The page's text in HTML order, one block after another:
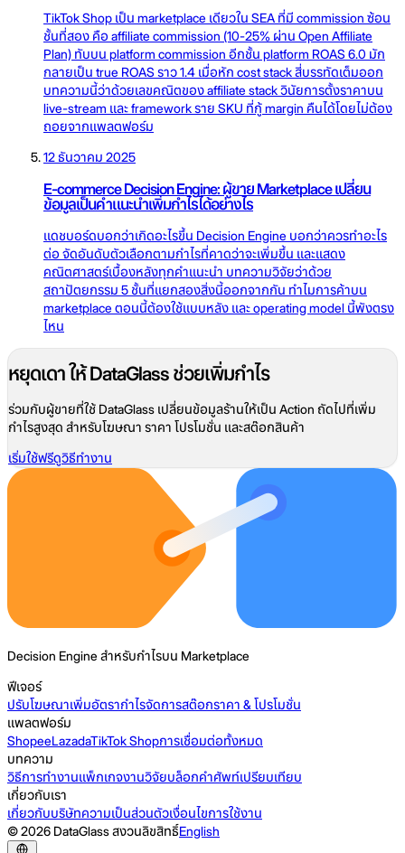
TikTok Shop เป็น marketplace เดียวใน SEA ที่มี commission ซ้อน
ชั้นที่สอง คือ affiliate commission (10-25% ผ่าน Open Affiliate
Plan) ทับบน platform commission อีกชั้น platform ROAS 6.0 มัก
กลายเป็น true ROAS ราว 1.4 เมื่อหัก cost stack สี่บรรทัดเต็มออก
บทความนี้ว่าด้วยเลขคณิตของ affiliate stack วินัยการตั้งราคาบน
live-stream และ framework ราย SKU ที่กู้ margin คืนได้โดยไม่ต้อง
ถอยจากแพลตฟอร์ม
12 ธันวาคม 2025
E-commerce Decision Engine: ผู้ขาย Marketplace เปลี่ยน
ข้อมูลเป็นคำแนะนำเพิ่มกำไรได้อย่างไร
แดชบอร์ดบอกว่าเกิดอะไรขึ้น Decision Engine บอกว่าควรทำอะไร
ต่อ จัดอันดับตัวเลือกตามกำไรที่คาดว่าจะเพิ่มขึ้น และแสดง
คณิตศาสตร์เบื้องหลังทุกคำแนะนำ บทความวิจัยว่าด้วย
สถาปัตยกรรม 5 ชั้นที่แยกสองสิ่งนี้ออกจากกัน ทำไมการค้าบน
marketplace ตอนนี้ต้องใช้แบบหลัง และ operating model นี้พังตรง
ไหน
หยุดเดา ให้ DataGlass ช่วยเพิ่มกำไร
ร่วมกับผู้ขายที่ใช้ DataGlass เปลี่ยนข้อมูลร้านให้เป็น Action ถัดไปที่เพิ่ม
กำไรสูงสุด สำหรับโฆษณา ราคา โปรโมชั่น และสต๊อกสินค้า
เริ่มใช้ฟรีดูวิธีทำงาน
Decision Engine สำหรับกำไรบน Marketplace
ฟีเจอร์
ปรับโฆษณาเพิ่มอัตรากำไรจัดการสต๊อกราคา & โปรโมชั่น
แพลตฟอร์ม
ShopeeLazadaTikTok Shopการเชื่อมต่อทั้งหมด
บทความ
วิธีการทำงานแพ็กเกจงานวิจัยบล็อกคำศัพท์เปรียบเทียบ
เกี่ยวกับเรา
เกี่ยวกับบริษัทความเป็นส่วนตัวเงื่อนไขการใช้งาน
© 2026 DataGlass สงวนลิขสิทธิ์English